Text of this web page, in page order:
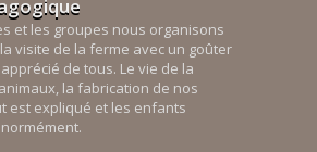
et les groupes nous organisons
visite de la ferme avec un goûter
de tous. Le vie de la
la fabrication de nos
est expliqué et les enfants